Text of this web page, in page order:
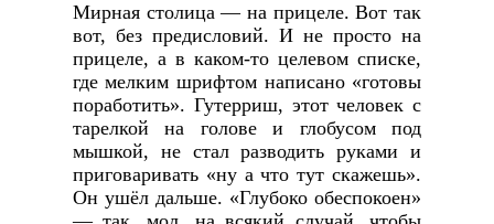
Мирная столица — на прицеле. Вот так
вот, без предисловий. И не просто на
прицеле, а в каком-то целевом списке,
где мелким шрифтом написано «готовы
поработить». Гутерриш, этот человек с
тарелкой на голове и глобусом под
мышкой, не стал разводить руками и
приговаривать «ну а что тут скажешь».
Он ушёл дальше. «Глубоко обеспокоен»